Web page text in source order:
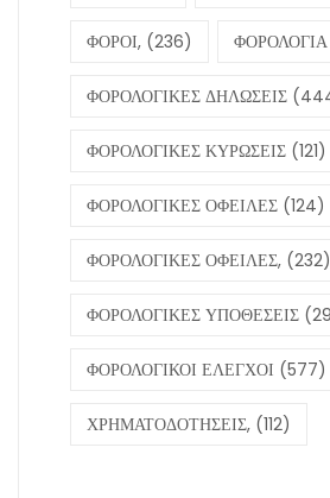
ΦΟΡΟΙ, (236) ΦΟΡΟΛΟΓΙΑ
ΦΟΡΟΛΟΓΙΚΕΣ ΔΗΛΩΣΕΙΣ
ΦΟΡΟΛΟΓΙΚΕΣ ΚΥΡΩΣΕΙΣ (121)
ΦΟΡΟΛΟΓΙΚΕΣ ΟΦΕΙΛΕΣ (124)
ΦΟΡΟΛΟΓΙΚΕΣ ΟΦΕΙΛΕΣ, (232)
ΦΟΡΟΛΟΓΙΚΕΣ ΥΠΟΘΕΣΕΙΣ
ΦΟΡΟΛΟΓΙΚΟΙ ΕΛΕΓΧΟΙ (577)
ΧΡΗΜΑΤΟΔΟΤΗΣΕΙΣ, (112)